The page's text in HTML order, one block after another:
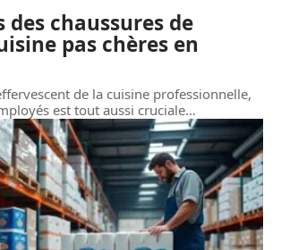
des chaussures de
pas chères en
de la cuisine professionnelle,
est tout aussi cruciale…